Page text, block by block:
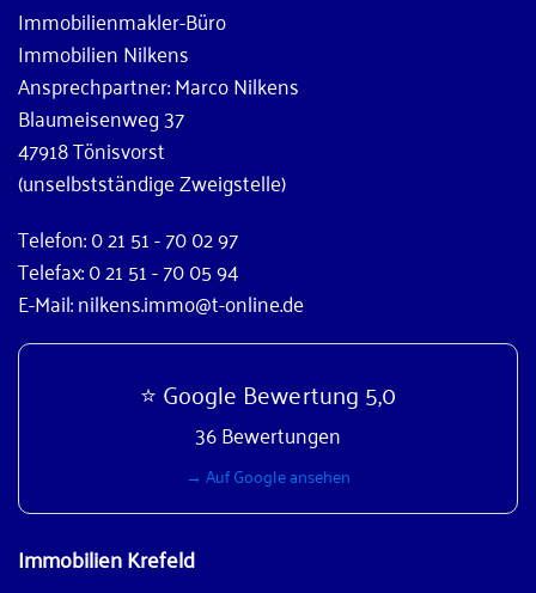
Immobilienmakler-Büro
Immobilien Nilkens
Ansprechpartner: Marco Nilkens
Blaumeisenweg 37
47918 Tönisvorst
(unselbstständige Zweigstelle)
Telefon: 0 21 51 - 70 02 97
Telefax: 0 21 51 - 70 05 94
E-Mail: nilkens.immo@t-online.de
⭐ Google Bewertung 5,0
36 Bewertungen
→ Auf Google ansehen
Immobilien Krefeld